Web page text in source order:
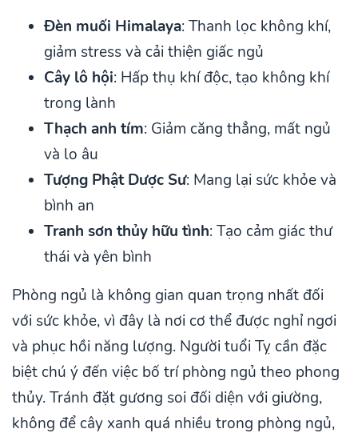
Đèn muối Himalaya: Thanh lọc không khí,
giảm stress và cải thiện giấc ngủ
Cây lô hội: Hấp thụ khí độc, tạo không khí
trong lành
Thạch anh tím: Giảm căng thẳng, mất ngủ
và lo âu
Tượng Phật Dược Sư: Mang lại sức khỏe và
bình an
Tranh sơn thủy hữu tình: Tạo cảm giác thư
thái và yên bình
Phòng ngủ là không gian quan trọng nhất đối
với sức khỏe, vì đây là nơi cơ thể được nghỉ ngơi
và phục hồi năng lượng. Người tuổi Tỵ cần đặc
biệt chú ý đến việc bố trí phòng ngủ theo phong
thủy. Tránh đặt gương soi đối diện với giường,
không để cây xanh quá nhiều trong phòng ngủ,